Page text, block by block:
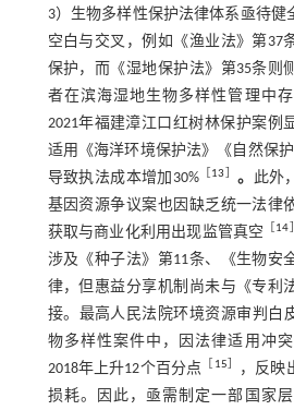
3）生物多样性保护法律体系亟待健
空白与交叉，例如《渔业法》第37
保护，而《湿地保护法》第35条则
者在滨海湿地生物多样性管理中存
2021年福建漳江口红树林保护案例
适用《海洋环境保护法》《自然保
导致执法成本增加30%
13 。 此外
基因资源争议案也因缺乏统一法律
获取与商业化利用出现监管真空
14
涉及《种子法》第11条、《生物安
律，但惠益分享机制尚未与《专利
接。最高人民法院环境资源审判白
物多样性案件中，因法律适用冲
2018年上升12个百分点
15
，反映
损耗。因此，亟需制定一部国家